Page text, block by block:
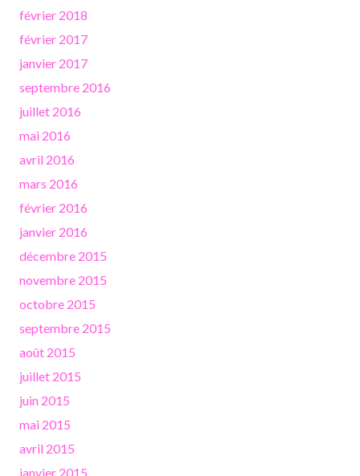
février 2018
février 2017
janvier 2017
septembre 2016
juillet 2016
mai 2016
avril 2016
mars 2016
février 2016
janvier 2016
décembre 2015
novembre 2015
octobre 2015
septembre 2015
août 2015
juillet 2015
juin 2015
mai 2015
avril 2015
janvier 2015